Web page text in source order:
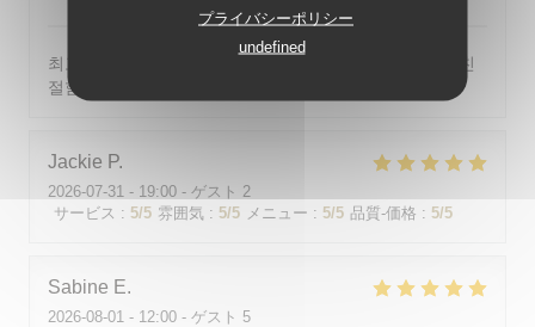
プライバシーポリシー
undefined
최고의 분위기, 최고의 맛, 프랑스어가 서툴지만 서버가 친
절함
Jackie P
2026-07-31 - 19:00 - ゲスト 2
サービス : 5/5 雰囲気 : 5/5 メニュー : 5/5 品質-価格 : 5/5
Sabine E
2026-08-01 - 12:00 - ゲスト 5